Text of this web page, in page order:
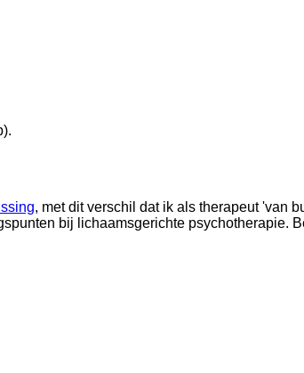
, met dit verschil dat ik als therapeut 'van
bij lichaamsgerichte psychotherapie.